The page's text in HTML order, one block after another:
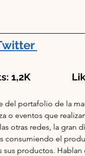
1,2K
portafolio de la
o eventos que
otras redes, la gran
consumiendo el
productos.